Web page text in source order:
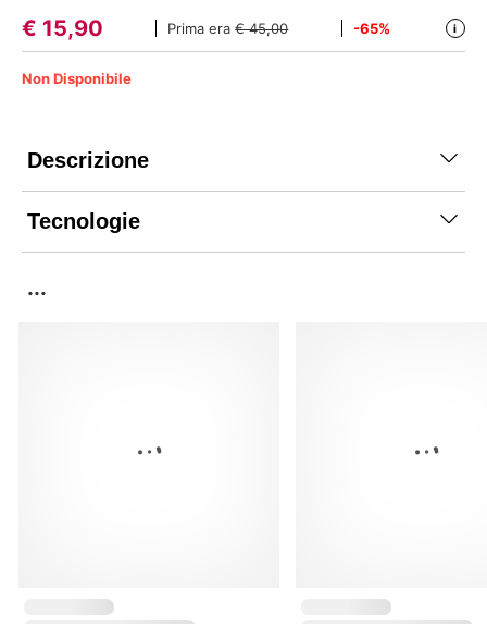
€ 15,90 Prima era€ 45,00 -65% i
Non Disponibile
Descrizione
Tecnologie
...